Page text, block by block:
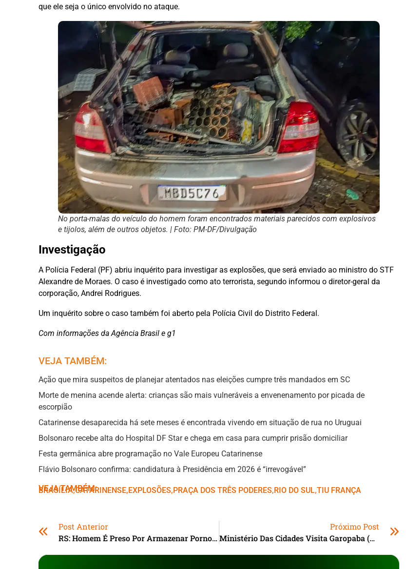
que ele seja o único envolvido no ataque.
No porta-malas do veículo do homem foram encontrados materiais parecidos com explosivos
e tijolos, além de outros objetos. | Foto: PM-DF/Divulgação
Investigação
A Polícia Federal (PF) abriu inquérito para investigar as explosões, que será enviado ao ministro do STF
Alexandre de Moraes. O caso é investigado como ato terrorista, segundo informou o diretor-geral da
corporação, Andrei Rodrigues.
Um inquérito sobre o caso também foi aberto pela Polícia Civil do Distrito Federal.
Com informações da Agência Brasil e g1
VEJA TAMBÉM:
Ação que mira suspeitos de planejar atentados nas eleições cumpre três mandados em SC
Morte de menina acende alerta: crianças são mais vulneráveis a envenenamento por picada de
escorpião
Catarinense desaparecida há sete meses é encontrada vivendo em situação de rua no Uruguai
Bolsonaro recebe alta do Hospital DF Star e chega em casa para cumprir prisão domiciliar
Festa germânica abre programação no Vale Europeu Catarinense
Flávio Bolsonaro confirma: candidatura à Presidência em 2026 é “irrevogável”
VEJA TAMBÉM:
BRASÍLIA,ㅤCATARINENSE,ㅤEXPLOSÕES,ㅤPRAÇA DOS TRÊS PODERES,ㅤRIO DO SUL,ㅤTIU FRANÇA
Post Anterior
RS: Homem É Preso Por Armazenar Pornografia Infantil Em Computador Do Trabalho
Próximo Post
Ministério Das Cidades Visita Garopaba (SC)